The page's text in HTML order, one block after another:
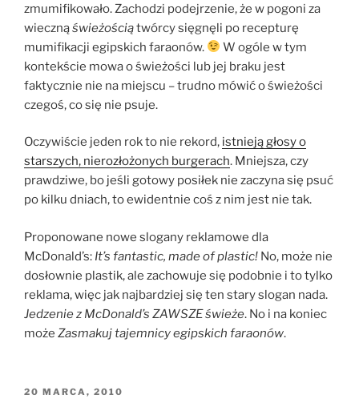
zmumifikowało. Zachodzi podejrzenie, że w pogoni za
wiecznąświeżościątwórcy sięgnęli po recepturę
mumifikacji egipskich faraonów.
W ogóle w tym
kontekście mowa o świeżości lub jej braku jest
faktycznie nie na miejscu – trudno mówić o świeżości
czegoś, co się nie psuje.
Oczywiście jeden rok to nie rekord, istnieją głosy o
starszych, nierozłożonych burgerach. Mniejsza, czy
prawdziwe, bo jeśli gotowy posiłek nie zaczyna się psuć
po kilku dniach, to ewidentnie coś z nim jest nie tak.
Proponowane nowe slogany reklamowe dla
McDonald’s: It’s fantastic, made of plastic! No, może nie
dosłownie plastik, ale zachowuje się podobnie i to tylko
reklama, więc jak najbardziej się ten stary slogan nada.
Jedzenie z McDonald’s ZAWSZE świeże. No i na koniec
może Zasmakuj tajemnicy egipskich faraonów.
OPUBLIKOWANE
20 MARCA, 2010